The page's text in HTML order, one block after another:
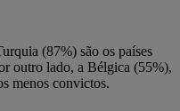
(87%) são os países
outro lado, a Bélgica (55%),
menos convictos.